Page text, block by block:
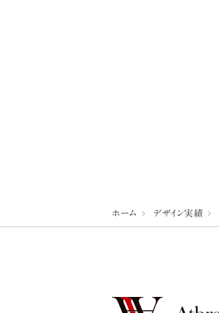
ホーム デザイン実績